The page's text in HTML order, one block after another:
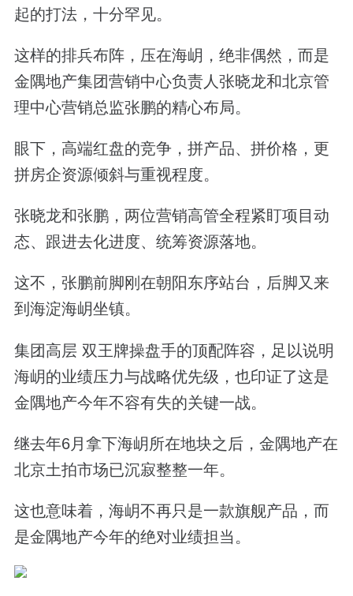
起的打法，十分罕见。
这样的排兵布阵，压在海岄，绝非偶然，而是
金隅地产集团营销中心负责人张晓龙和北京管
理中心营销总监张鹏的精心布局。
眼下，高端红盘的竞争，拼产品、拼价格，更
拼房企资源倾斜与重视程度。
张晓龙和张鹏，两位营销高管全程紧盯项目动
态、跟进去化进度、统筹资源落地。
这不，张鹏前脚刚在朝阳东序站台，后脚又来
到海淀海岄坐镇。
集团高层 双王牌操盘手的顶配阵容，足以说明
海岄的业绩压力与战略优先级，也印证了这是
金隅地产今年不容有失的关键一战。
继去年6月拿下海岄所在地块之后，金隅地产在
北京土拍市场已沉寂整整一年。
这也意味着，海岄不再只是一款旗舰产品，而
是金隅地产今年的绝对业绩担当。